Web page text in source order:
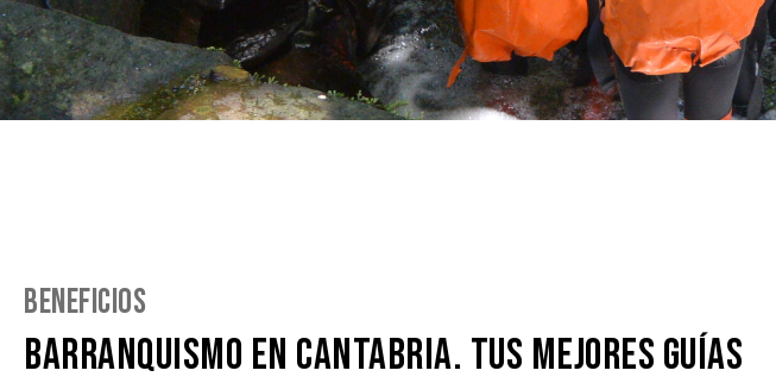
Beneficios
Barranquismo en Cantabria. Tus mejores guías